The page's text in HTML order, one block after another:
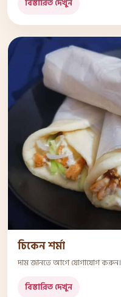
বিস্তারিত দেখুন
চিকেন শর্মা
দাম জানতে আগে যোগাযোগ করুন।
বিস্তারিত দেখুন